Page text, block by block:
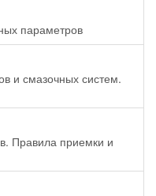
параметров
и смазочных систем.
Правила приемки и